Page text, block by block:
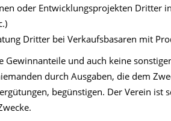
oder Entwicklungsprojekten Dritter
Dritter bei Verkaufsbasaren mit
Gewinnanteile und auch keine
durch Ausgaben, die dem
begünstigen. Der Verein ist